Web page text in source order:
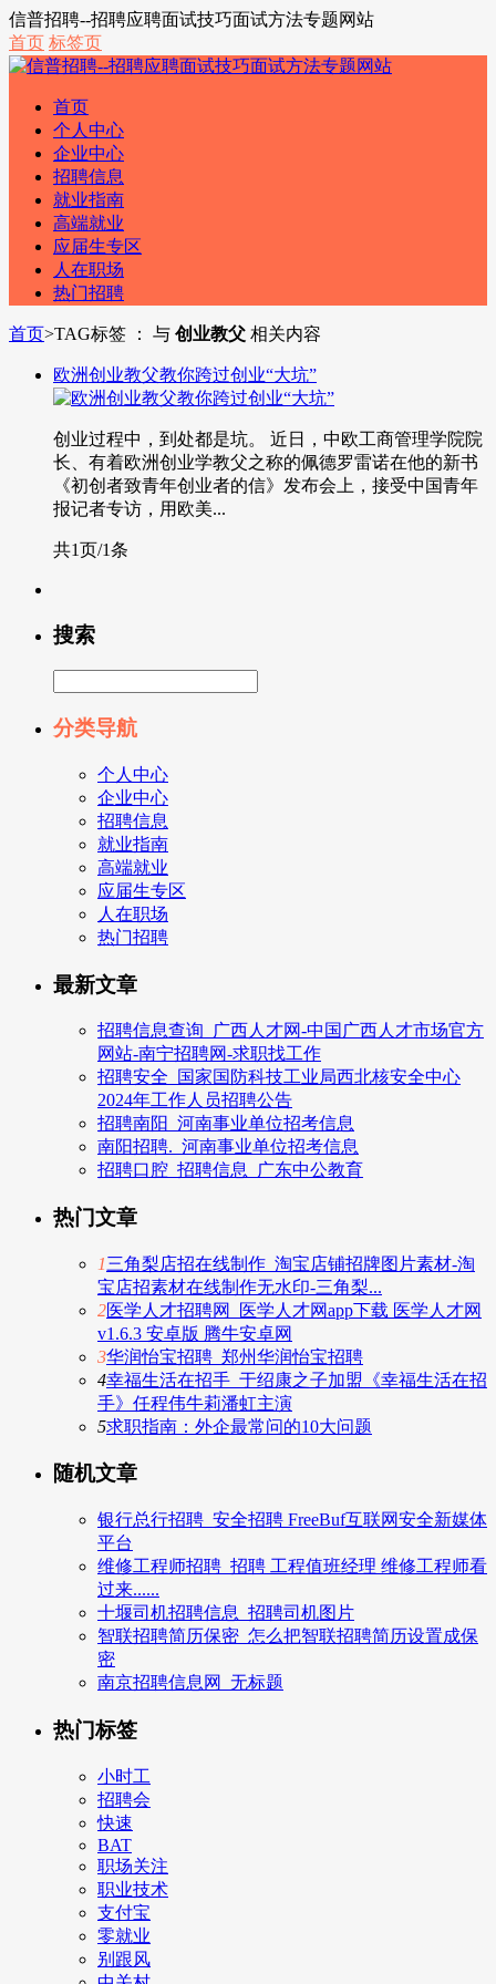
信普招聘--招聘应聘面试技巧面试方法专题网站
首页 标签页
首页
个人中心
企业中心
招聘信息
就业指南
高端就业
应届生专区
人在职场
热门招聘
首页>TAG标签 ： 与 创业教父 相关内容
欧洲创业教父教你跨过创业“大坑”
创业过程中，到处都是坑。 近日，中欧工商管理学院院
长、有着欧洲创业学教父之称的佩德罗雷诺在他的新书
《初创者致青年创业者的信》发布会上，接受中国青年
报记者专访，用欧美...
共1页/1条
搜索
分类导航
个人中心
企业中心
招聘信息
就业指南
高端就业
应届生专区
人在职场
热门招聘
最新文章
招聘信息查询_广西人才网-中国广西人才市场官方
网站-南宁招聘网-求职找工作
招聘安全_国家国防科技工业局西北核安全中心
2024年工作人员招聘公告
招聘南阳_河南事业单位招考信息
南阳招聘._河南事业单位招考信息
招聘口腔_招聘信息_广东中公教育
热门文章
1三角梨店招在线制作_淘宝店铺招牌图片素材-淘
宝店招素材在线制作无水印-三角梨...
2医学人才招聘网_医学人才网app下载 医学人才网
v1.6.3 安卓版 腾牛安卓网
3华润怡宝招聘_郑州华润怡宝招聘
4幸福生活在招手_于绍康之子加盟《幸福生活在招
手》任程伟牛莉潘虹主演
5求职指南：外企最常问的10大问题
随机文章
银行总行招聘_安全招聘 FreeBuf互联网安全新媒体
平台
维修工程师招聘_招聘 工程值班经理 维修工程师看
过来......
十堰司机招聘信息_招聘司机图片
智联招聘简历保密_怎么把智联招聘简历设置成保
密
南京招聘信息网_无标题
热门标签
小时工
招聘会
快速
BAT
职场关注
职业技术
支付宝
零就业
别跟风